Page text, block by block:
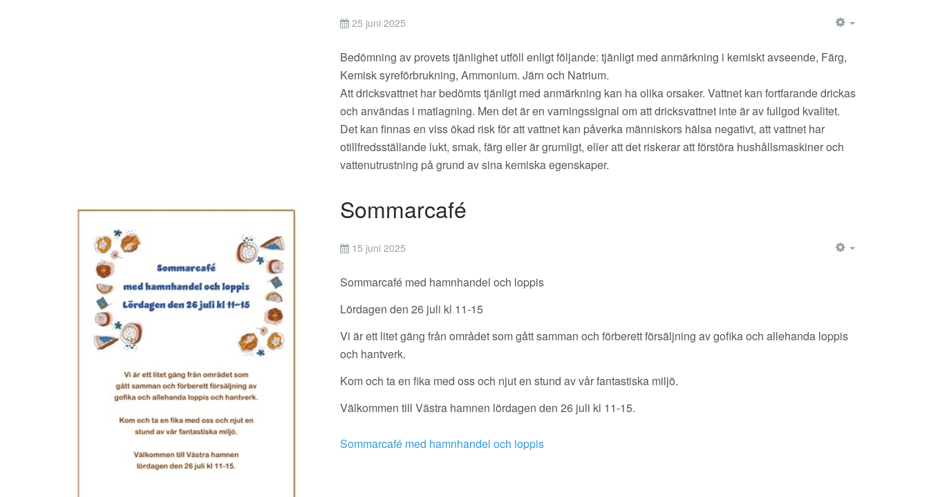
25 juni 2025
Bedömning av provets tjänlighet utföll enligt följande: tjänligt med anmärkning i kemiskt avseende, Färg,
Kemisk syreförbrukning, Ammonium. Järn och Natrium.
Att dricksvattnet har bedömts tjänligt med anmärkning kan ha olika orsaker. Vattnet kan fortfarande drickas
och användas i matlagning. Men det är en varningssignal om att dricksvattnet inte är av fullgod kvalitet.
Det kan finnas en viss ökad risk för att vattnet kan påverka människors hälsa negativt, att vattnet har
otillfredsställande lukt, smak, färg eller är grumligt, eller att det riskerar att förstöra hushållsmaskiner och
vattenutrustning på grund av sina kemiska egenskaper.
Sommarcafé
15 juni 2025
Sommarcafé med hamnhandel och loppis
Lördagen den 26 juli kl 11-15
Vi är ett litet gäng från området som gått samman och förberett försäljning av gofika och allehanda loppis
och hantverk.
Kom och ta en fika med oss och njut en stund av vår fantastiska miljö.
Välkommen till Västra hamnen lördagen den 26 juli kl 11-15.
Sommarcafé med hamnhandel och loppis